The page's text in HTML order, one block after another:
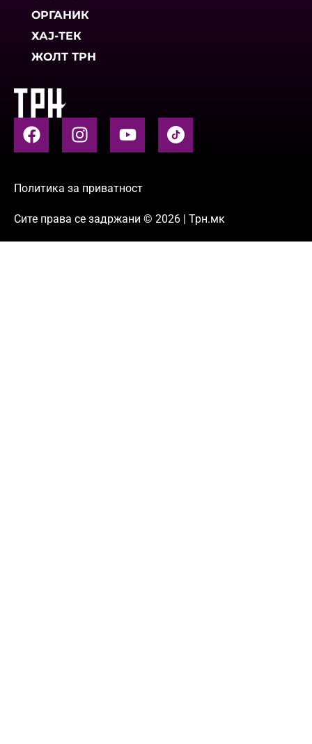
ОРГАНИК
ХАЈ-ТЕК
ЖОЛТ ТРН
Политика за приватност
Сите права се задржани © 2026 | Трн.мк